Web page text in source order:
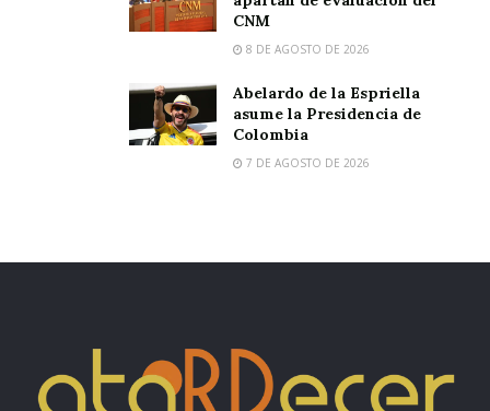
CNM
8 DE AGOSTO DE 2026
Abelardo de la Espriella
asume la Presidencia de
Colombia
7 DE AGOSTO DE 2026